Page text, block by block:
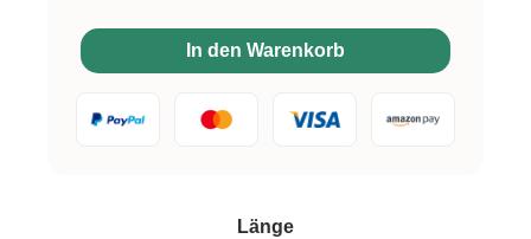
Längeauswählen
In den Warenkorb